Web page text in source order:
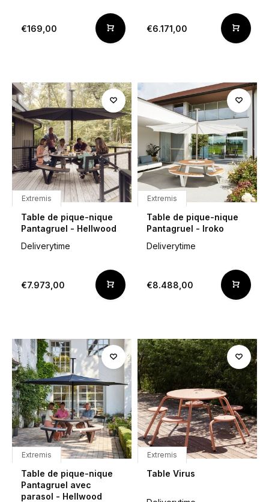
€169,00 €6.171,00
Extremis
Table de pique-nique
Pantagruel - Hellwood
Deliverytime
€7.973,00
Extremis
Table de pique-nique
Pantagruel - Iroko
Deliverytime
€8.488,00
Extremis
Table de pique-nique
Pantagruel avec
parasol - Hellwood
Extremis
Table Virus